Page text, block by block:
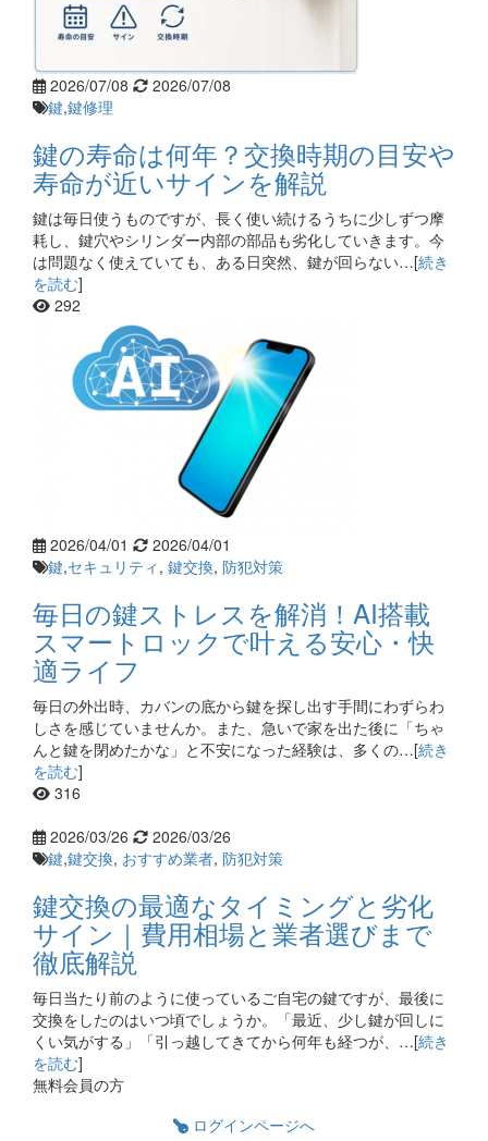
2026/07/08
2026/07/08
鍵,鍵修理
鍵の寿命は何年？交換時期の目安や
寿命が近いサインを解説
鍵は毎日使うものですが、長く使い続けるうちに少しずつ摩
耗し、鍵穴やシリンダー内部の部品も劣化していきます。今
は問題なく使えていても、ある日突然、鍵が回らない…[続き
を読む]
292
2026/04/01
2026/04/01
鍵,セキュリティ , 鍵交換, 防犯対策
毎日の鍵ストレスを解消！AI搭載
スマートロックで叶える安心・快
適ライフ
毎日の外出時、カバンの底から鍵を探し出す手間にわずらわ
しさを感じていませんか。また、急いで家を出た後に「ちゃ
んと鍵を閉めたかな」と不安になった経験は、多くの…[続き
を読む]
316
2026/03/26
2026/03/26
鍵,鍵交換, おすすめ業者, 防犯対策
鍵交換の最適なタイミングと劣化
サイン｜費用相場と業者選びまで
徹底解説
毎日当たり前のように使っているご自宅の鍵ですが、最後に
交換をしたのはいつ頃でしょうか。「最近、少し鍵が回しに
くい気がする」「引っ越してきてから何年も経つが、…[続き
を読む]
無料会員の方
ログインページへ